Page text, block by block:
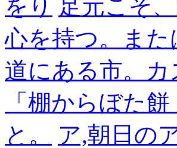
をり 足元こそ
心を持つ。ま
道にある市。
「棚からぼた
と。
ア,朝日の